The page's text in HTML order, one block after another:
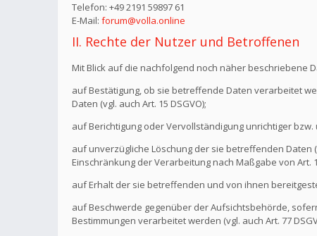
Telefon: +49 2191 59897 61
E-Mail: forum@volla.online
II. Rechte der Nutzer und Betroffenen
Mit Blick auf die nachfolgend noch näher beschriebene
auf Bestätigung, ob sie betreffende Daten verarbeitet
Daten (vgl. auch Art. 15 DSGVO);
auf Berichtigung oder Vervollständigung unrichtiger bzw.
auf unverzügliche Löschung der sie betreffenden Daten
Einschränkung der Verarbeitung nach Maßgabe von Art.
auf Erhalt der sie betreffenden und von ihnen
auf Beschwerde gegenüber der Aufsichtsbehörde,
Bestimmungen verarbeitet werden (vgl. auch Art. 77